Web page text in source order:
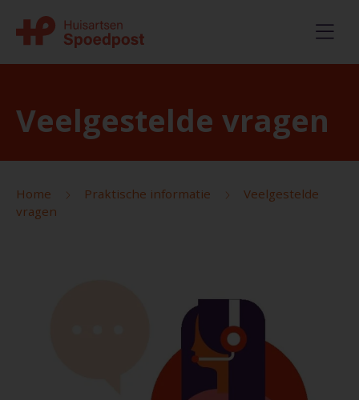
Veelgestelde vragen
Home Praktische informatie
Veelgestelde
vragen